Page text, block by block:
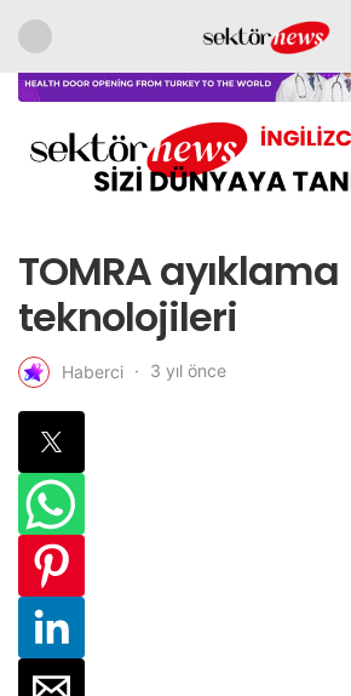
TOMRA ayıklama
teknolojileri
Haberci 3 yıl önce